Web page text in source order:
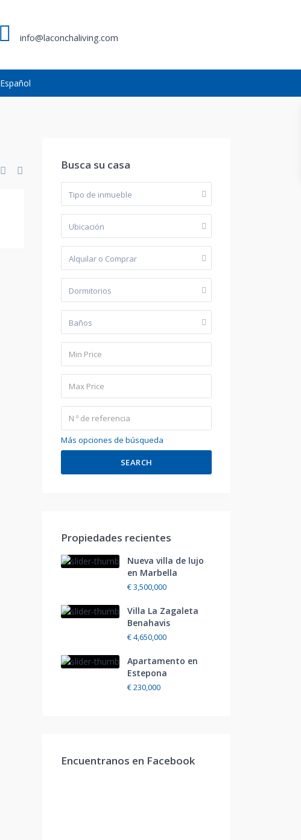
info@laconchaliving.com
Español
Busca su casa
Tipo de inmueble
Ubicación
Alquilar o Comprar
Dormitorios
Baños
Más opciones de búsqueda
SEARCH
Propiedades recientes
Nueva villa de lujo
en Marbella
€ 3,500,000
Villa La Zagaleta
Benahavis
€ 4,650,000
Apartamento en
Estepona
€ 230,000
Encuentranos en Facebook